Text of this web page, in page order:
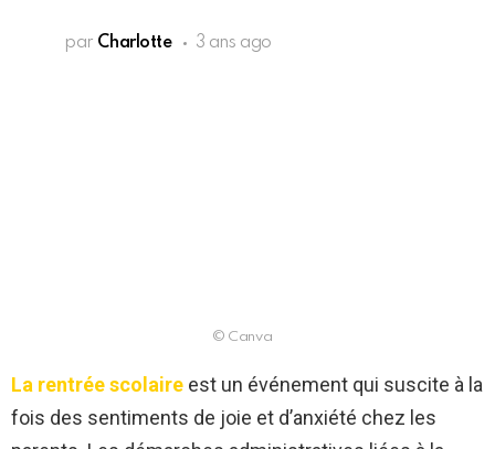
par Charlotte 3 ans ago
© Canva
La rentrée scolaire est un événement qui suscite à la
fois des sentiments de joie et d’anxiété chez les